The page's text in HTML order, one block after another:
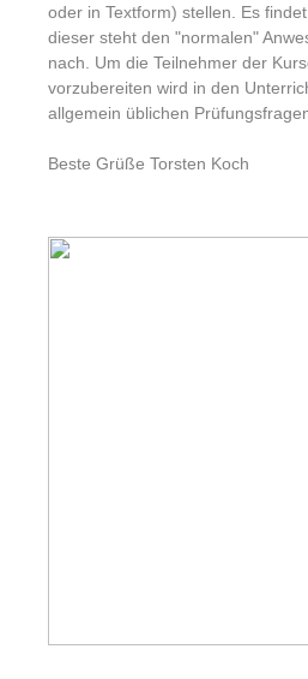
oder in Textform) stellen. Es
dieser steht den "normalen"
nach. Um die Teilnehmer der
vorzubereiten wird in den
allgemein üblichen
Beste Grüße Torsten Koch